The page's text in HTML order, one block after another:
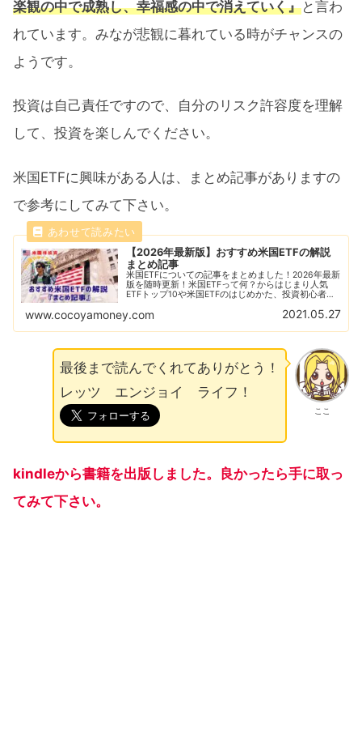
楽観の中で成熟し、幸福感の中で消えていく』と言わ
れています。みなが悲観に暮れている時がチャンスの
ようです。
投資は自己責任ですので、自分のリスク許容度を理解
して、投資を楽しんでください。
米国ETFに興味がある人は、まとめ記事がありますの
で参考にしてみて下さい。
【2026年最新版】おすすめ米国ETFの解説
まとめ記事
米国ETFについての記事をまとめました！2026年最新
版を随時更新！米国ETFって何？からはじまり人気
ETFトップ10や米国ETFのはじめかた、投資初心者に
比較解説も随時更新！
www.cocoyamoney.com 2021.05.27
ここ
最後まで読んでくれてありがとう！
レッツ エンジョイ ライフ！
kindleから書籍を出版しました。良かったら手に取っ
てみて下さい。